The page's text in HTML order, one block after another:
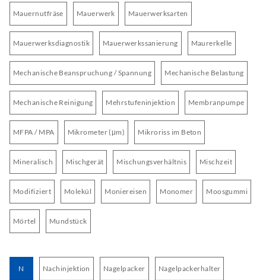
Mauernutfräse Mauerwerk Mauerwerksarten
Mauerwerksdiagnostik Mauerwerkssanierung Maurerkelle
Mechanische Beanspruchung / Spannung Mechanische Belastung
Mechanische Reinigung Mehrstufeninjektion Membranpumpe
MFPA / MPA Mikrometer (μm) Mikroriss im Beton
Mineralisch Mischgerät Mischungsverhältnis Mischzeit
Modifiziert Molekül Moniereisen Monomer Moosgummi
Mörtel Mundstück
N Nachinjektion Nagelpacker Nagelpackerhalter